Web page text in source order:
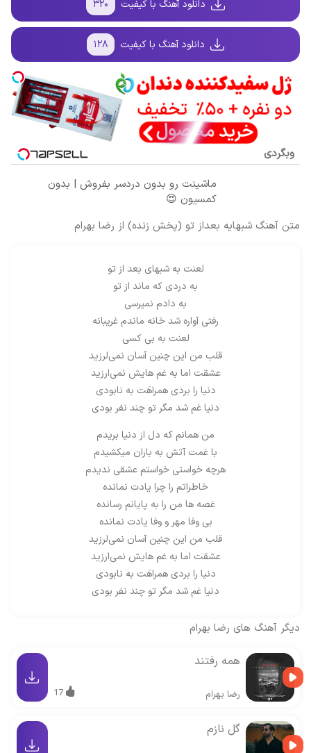
دانلود آهنگ با کیفیت ۳۲۰
دانلود آهنگ با کیفیت ۱۲۸
وبگردی
ماشینت رو بدون دردسر بفروش | بدون
کمسیون 😍
متن آهنگ شبهایه بعداز تو (پخش زنده) از رضا بهرام
لعنت به شبهای بعد از تو
به دردی که ماند از تو
به دادم نمیرسی
رفتی آواره شد خانه ماندم غریبانه
لعنت به بی کسی
قلب من این چنین آسان نمی‌لرزید
عشقت اما به غم هایش نمی‌ارزید
دنیا را بردی همراهَت به نابودی
دنیا غم شد مگر تو چند نفر بودی
من همانم که دل از دنیا بریدم
با غمت آتش به باران میکشیدم
هرچه خواستی خواستم عشقی ندیدم
خاطراتم را چرا یادت نمانده
غصه ها من را به پایانم رسانده
بی وفا مهر و وفا یادت نمانده
قلب من این چنین آسان نمی‌لرزید
عشقت اما به غم هایش نمی‌ارزید
دنیا را بردی همراهَت به نابودی
دنیا غم شد مگر تو چند نفر بودی
دیگر آهنگ های رضا بهرام
همه رفتند
رضا بهرام 17
گل نازم